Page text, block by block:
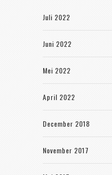
Juli 2022
Juni 2022
Mei 2022
April 2022
December 2018
November 2017